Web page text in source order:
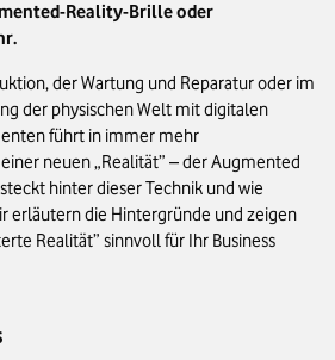
Reality-Brille oder
der Wartung und Reparatur oder im
der physischen Welt mit digitalen
führt in immer mehr
neuen „Realität” – der Augmented
hinter dieser Technik und wie
erläutern die Hintergründe und zeigen
Realität” sinnvoll für Ihr Business